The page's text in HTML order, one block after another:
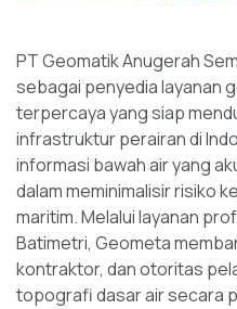
PT Geomatik Anugerah
sebagai penyedia layanan
terpercaya yang siap
infrastruktur perairan di
informasi bawah air yang
dalam meminimalisir risiko
maritim. Melalui layanan
Batimetri, Geometa
kontraktor, dan otoritas
topografi dasar air secara